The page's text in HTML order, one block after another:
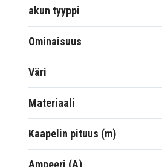
akun tyyppi
Ominaisuus
Väri
Materiaali
Kaapelin pituus (m)
Ampeeri (A)